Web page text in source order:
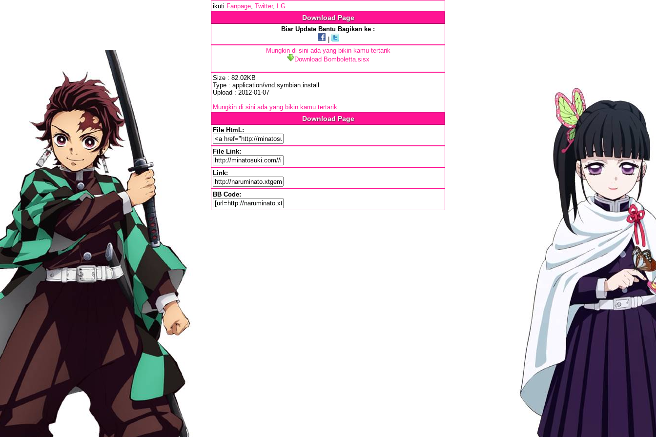
ikuti Fanpage, Twitter, I.G
Download Page
Biar Update Bantu Bagikan ke :
Mungkin di sini ada yang bikin kamu tertarik
Download Bomboletta.sisx
Size : 82.02KB
Type : application/vnd.symbian.install
Upload : 2012-01-07
Mungkin di sini ada yang bikin kamu tertarik
Download Page
File HtmL:
File Link:
Link:
BB Code: